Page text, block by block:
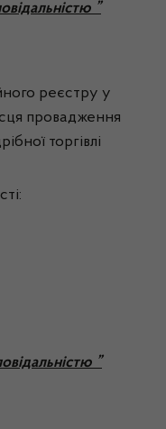
”
реєстру у
провадження
торгівлі
”